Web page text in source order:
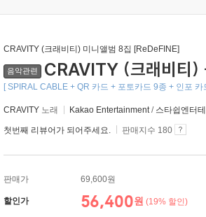
CRAVITY (크래비티) 미니앨범 8집 [ReDeFINE]
음악관련 CRAVITY (크래비티)
[ SPIRAL CABLE + QR 카드 + 포토카드 9종 + 인포 카
CRAVITY 노래 Kakao Entertainment/ 스타쉽엔터
첫번째 리뷰어가 되어주세요. 판매지수 180
판매가 69,600원
할인가 56,400원 (19% 할인)